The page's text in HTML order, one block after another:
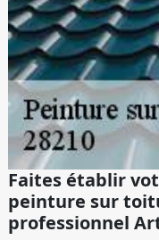
Faites établir
peinture sur
professionnel